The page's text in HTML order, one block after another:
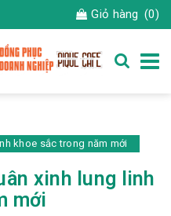
Giỏ hàng (0)
khoe sắc trong năm mới
xinh lung linh
mới